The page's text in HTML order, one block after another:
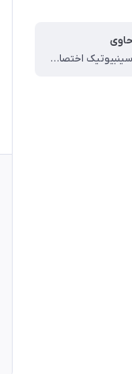
حاوی
سینبیوتیک اختصاصی